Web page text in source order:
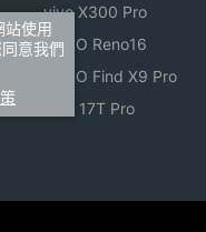
vivo X300 Pro
OPPO Reno16
OPPO Find X9 Pro
小米 17T Pro
站使用
意我們